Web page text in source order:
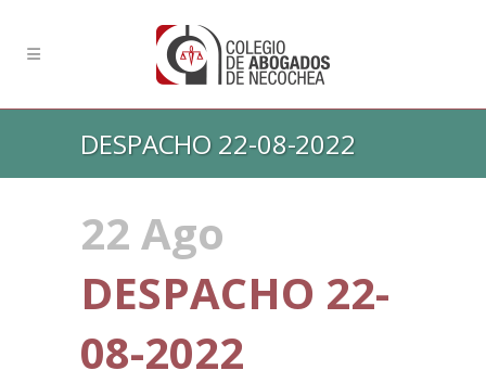
DESPACHO 22-08-2022
22 Ago
DESPACHO 22-
08-2022